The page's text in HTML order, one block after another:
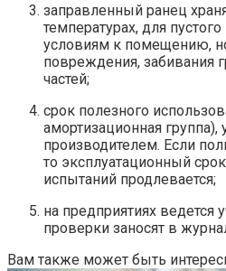
заправленный ранец
температурах, для
условиям к помещению,
повреждения, забивания
частей;
срок полезного
амортизационная группа),
производителем. Если
то эксплуатационный
испытаний продлевается;
на предприятиях ведется
проверки заносят в
Вам также может быть